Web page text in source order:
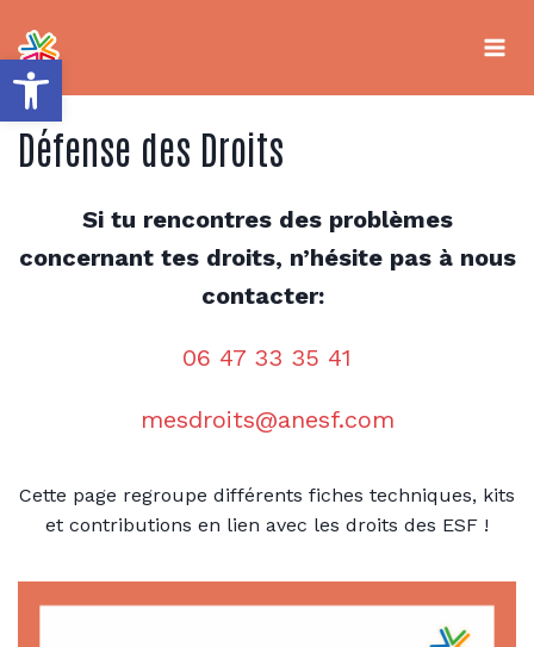
Ouvrir la barre d’outils
contenu
Défense des Droits
Si tu rencontres des problèmes
concernant tes droits, n’hésite pas à nous
contacter:
06 47 33 35 41
mesdroits@anesf.com
Cette page regroupe différents fiches techniques, kits
et contributions en lien avec les droits des ESF !